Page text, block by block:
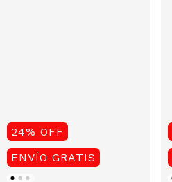
24% OFF
ENVÍO GRATIS